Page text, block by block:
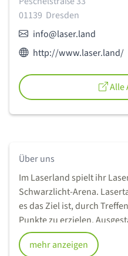
01139 Dresden
E-Mail:info@laser.land
Webseite des Anbieters:
http://www.laser.land/
Alle
Über uns
Im Laserland spielt ihr
Schwarzlicht-Arena.
es das Ziel ist, durch
Punkte zu erzielen.
modernen LED-Weste und
eine ausführliche
mehr anzeigen